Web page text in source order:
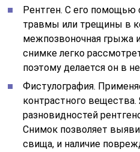
Рентген. С его помощью
травмы или трещины в
межпозвоночная грыжа
снимке легко
поэтому делается он в
Фистулография.
контрастного вещества.
разновидностей
Снимок позволяет
свища, и наличие